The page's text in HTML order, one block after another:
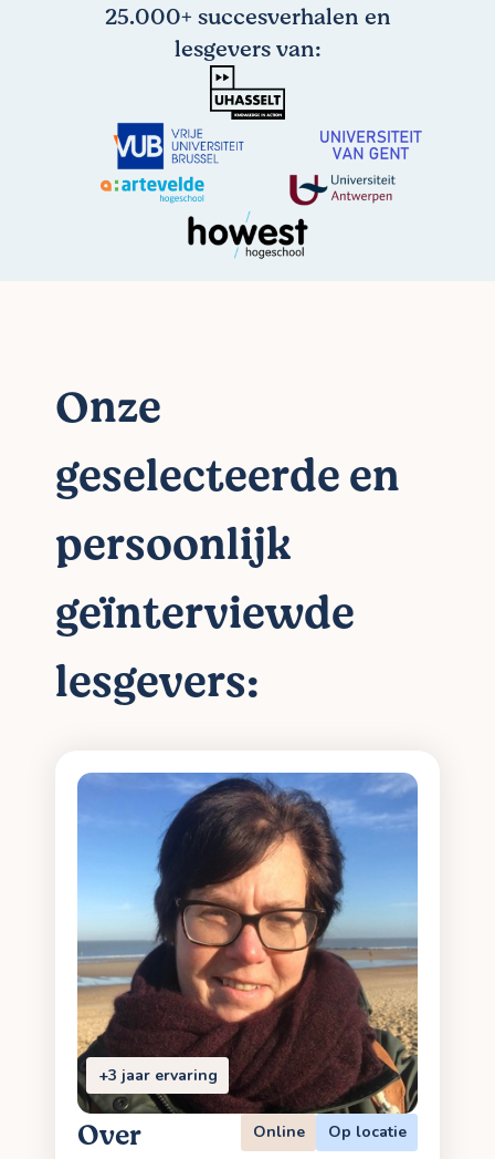
25.000+ succesverhalen en
lesgevers van:
Onze
geselecteerde en
persoonlijk
geïnterviewde
lesgevers:
+3 jaar ervaring
Over
Online Op locatie